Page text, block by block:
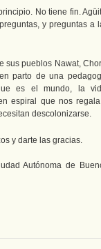
No tiene fin.
y preguntas a
sus pueblos Nawat,
parto de una
es el mundo, la
espiral que nos
descolonizarse.
y darte las gracias.
Autónoma de